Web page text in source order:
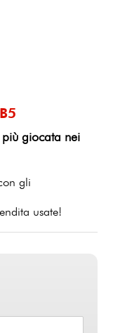
giocata nei
gli
usate!